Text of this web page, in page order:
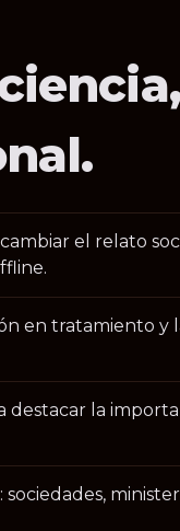
el relato
en tratamiento y
destacar la